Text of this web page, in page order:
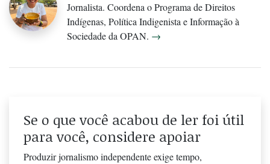
Jornalista. Coordena o Programa de Direitos
Indígenas, Política Indigenista e Informação à
Sociedade da OPAN. →
Se o que você acabou de ler foi útil
para você, considere apoiar
Produzir jornalismo independente exige tempo,